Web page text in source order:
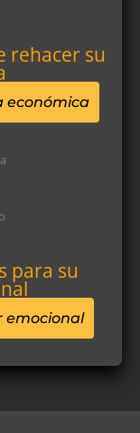
rehacer su
económica
para su
emocional